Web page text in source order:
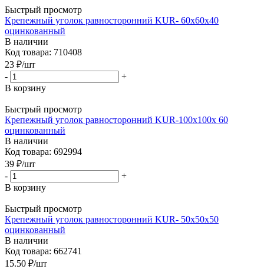
Быстрый просмотр
Крепежный уголок равносторонний KUR- 60x60x40
оцинкованный
В наличии
Код товара: 710408
23 ₽/шт
-
+
В корзину
Быстрый просмотр
Крепежный уголок равносторонний KUR-100x100x 60
оцинкованный
В наличии
Код товара: 692994
39 ₽/шт
-
+
В корзину
Быстрый просмотр
Крепежный уголок равносторонний KUR- 50x50x50
оцинкованный
В наличии
Код товара: 662741
15.50 ₽/шт